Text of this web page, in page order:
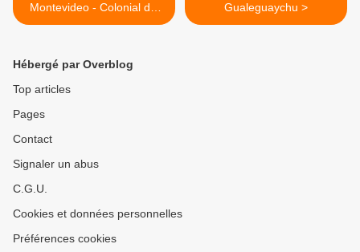
Montevideo - Colonial del
Sacramento
Gualeguaychu >
Hébergé par Overblog
Top articles
Pages
Contact
Signaler un abus
C.G.U.
Cookies et données personnelles
Préférences cookies